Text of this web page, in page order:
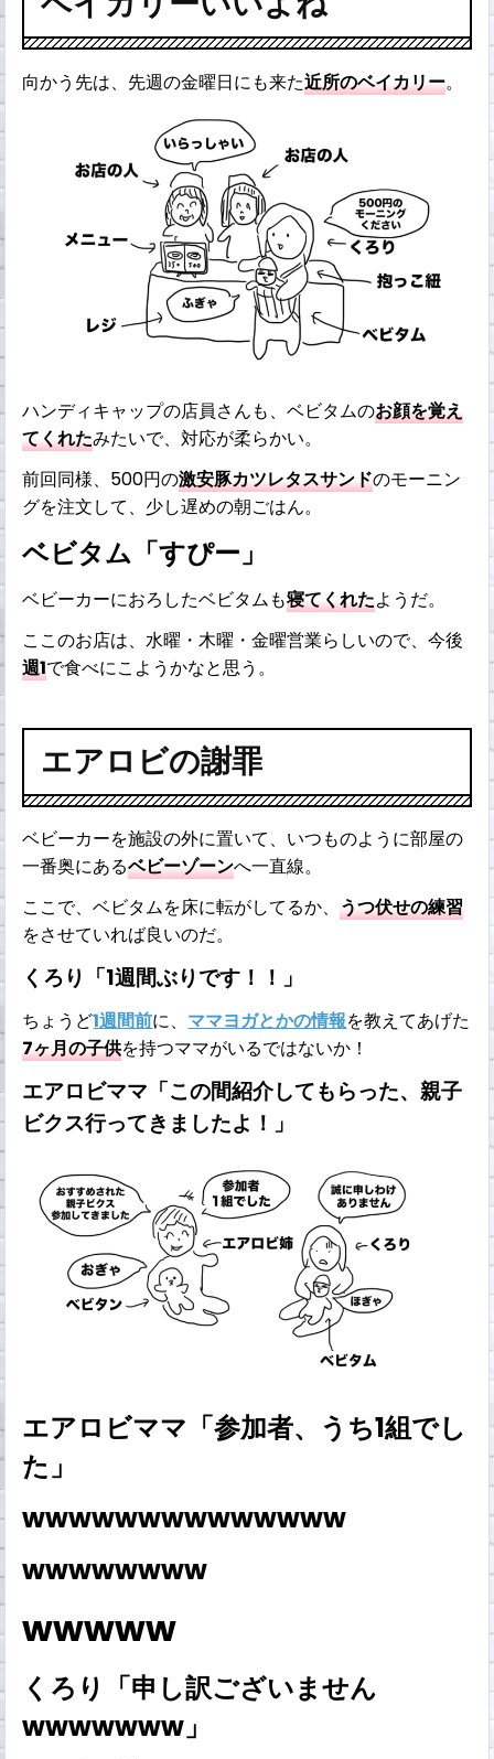
向かう先は、先週の金曜日にも来た近所のベイカリー。
ハンディキャップの店員さんも、ベビタムのお顔を覚え
てくれたみたいで、対応が柔らかい。
前回同様、500円の激安豚カツレタスサンドのモーニン
グを注文して、少し遅めの朝ごはん。
ベビタム「すぴー」
ベビーカーにおろしたベビタムも寝てくれたようだ。
ここのお店は、水曜・木曜・金曜営業らしいので、今後
週1で食べにこようかなと思う。
エアロビの謝罪
ベビーカーを施設の外に置いて、いつものように部屋の
一番奥にあるベビーゾーンへ一直線。
ここで、ベビタムを床に転がしてるか、うつ伏せの練習
をさせていれば良いのだ。
くろり「1週間ぶりです！！」
ちょうど1週間前に、 ママヨガとかの情報を教えてあげた
7ヶ月の子供を持つママがいるではないか！
エアロビママ「この間紹介してもらった、親子
ビクス行ってきましたよ！」
エアロビママ「参加者、うち1組でし
た」
wwwwwwwwwwwwww
wwwwwwww
wwwww
くろり「申し訳ございません
wwwwwww」